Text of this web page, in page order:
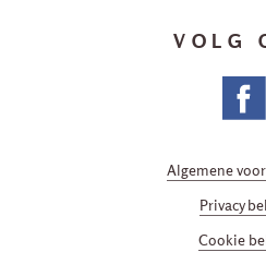
VOLG
Algemene
Privacy
Cookie